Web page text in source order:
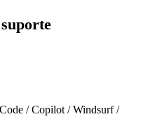
/ Copilot / Windsurf /